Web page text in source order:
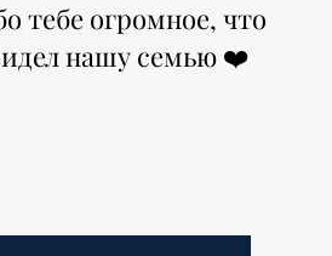
тебе огромное, что
нашу семью ❤️